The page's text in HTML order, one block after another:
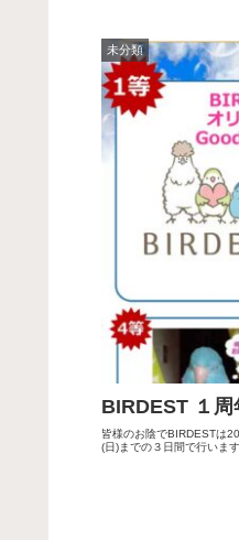
未分類
BIRDEST １周
皆様のお陰でBIRDESTは
(日)までの３日間で行いま